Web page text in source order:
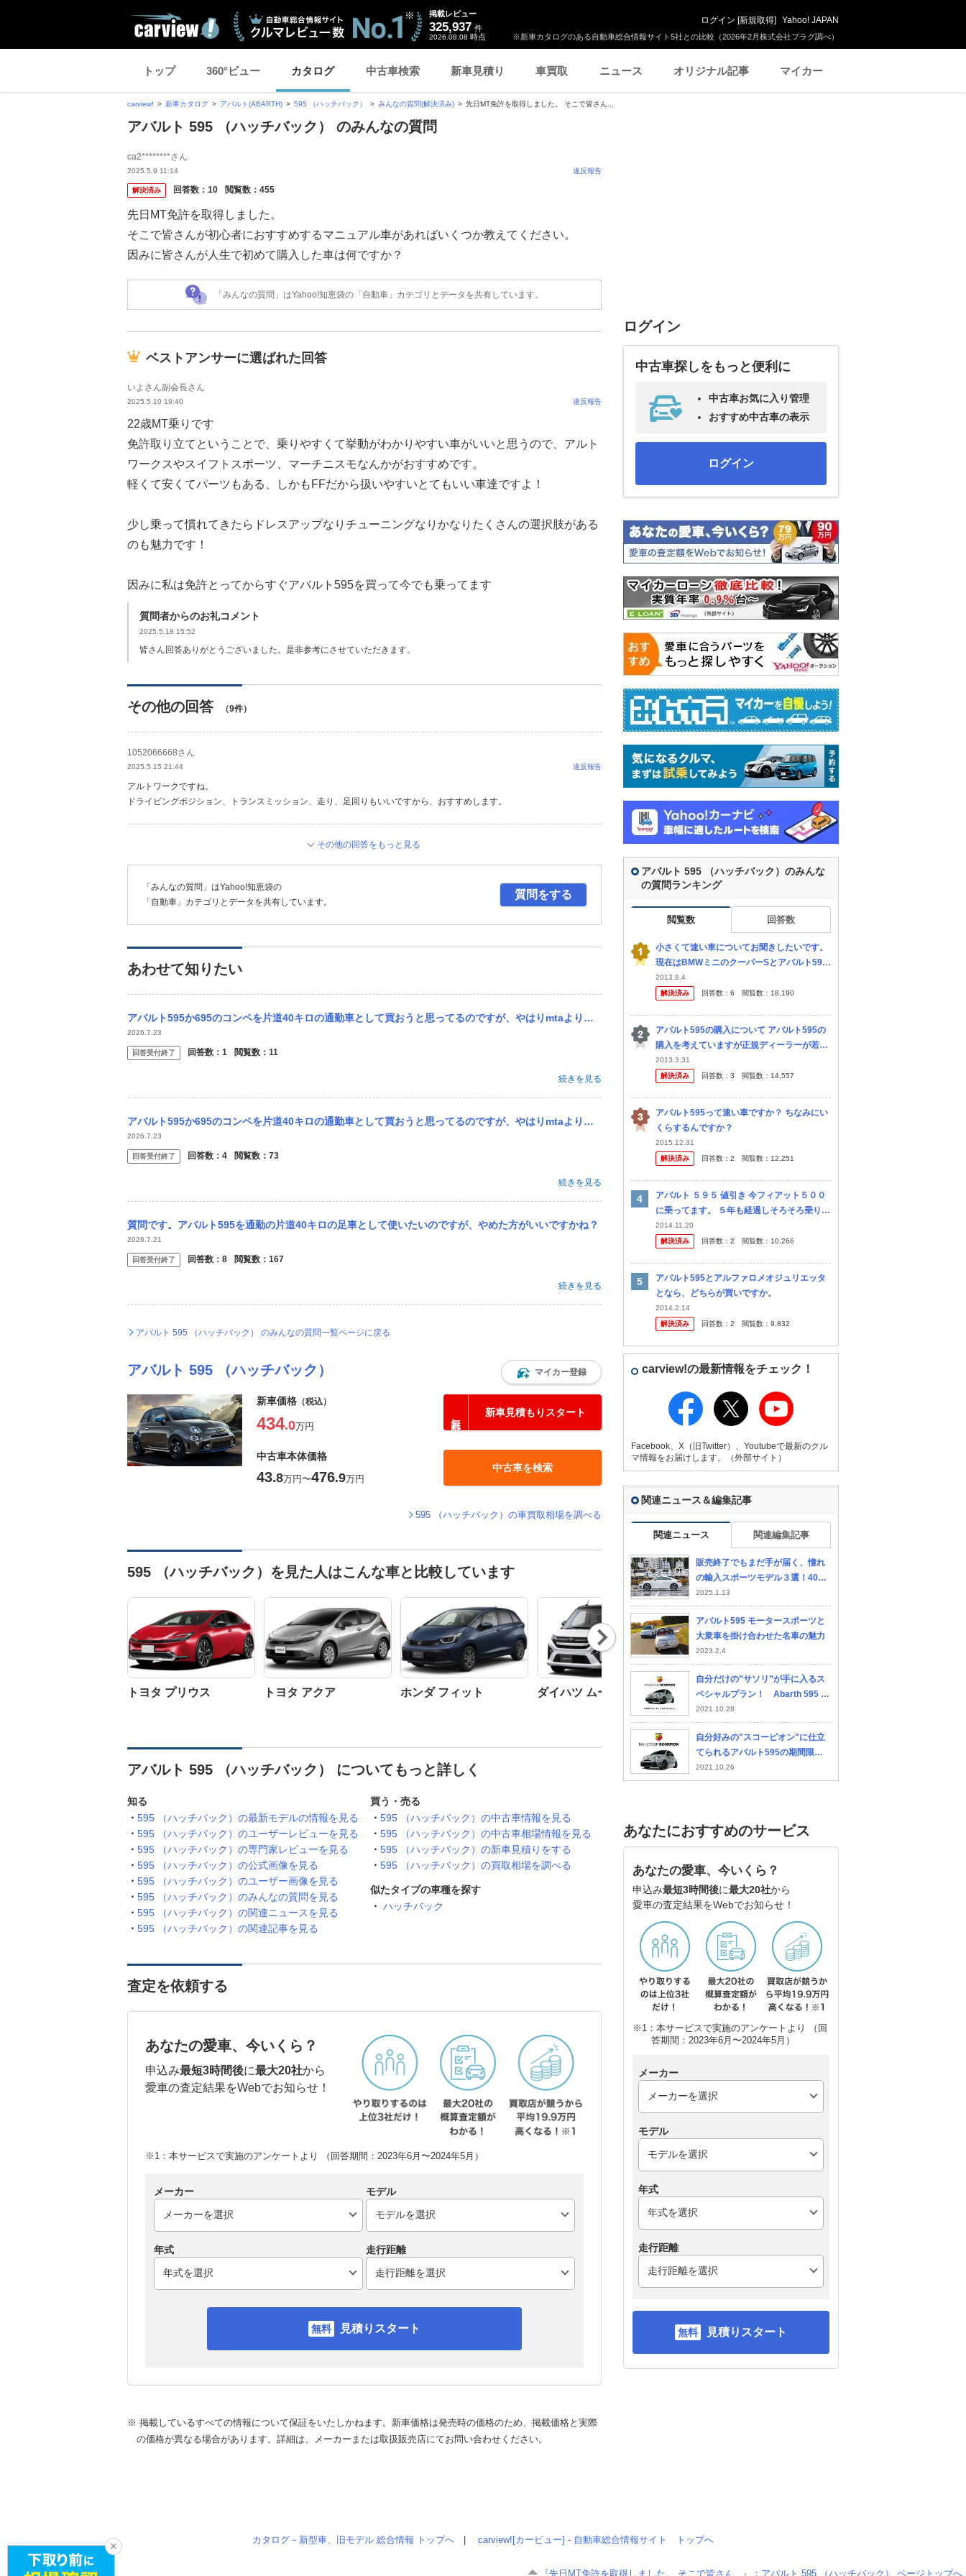
※新車カタログのある自動車総合情報サイト5社との比較（2026年2月株式会社プラグ調べ）
掲載レビュー
325,937 件
2026.08.08 時点
ログイン [新規取得] Yahoo! JAPAN
トップ 360°ビュー カタログ 中古車検索 新車見積り 車買取 ニュース オリジナル記事 マイカー
carview! 新車カタログ アバルト(ABARTH) 595 （ハッチバック） みんなの質問(解決済み) 先日MT免許を取得しました。 そこで皆さん...
アバルト 595 （ハッチバック） のみんなの質問
ca2********さん
2025.5.9 11:14 違反報告
解決済み 回答数： 10 閲覧数： 455
先日MT免許を取得しました。
そこで皆さんが初心者におすすめするマニュアル車があればいくつか教えてください。
因みに皆さんが人生で初めて購入した車は何ですか？
「みんなの質問」はYahoo!知恵袋の「自動車」カテゴリとデータを共有しています。
ベストアンサーに選ばれた回答
いよさん副会長さん
2025.5.10 19:40 違反報告
22歳MT乗りです
免許取り立てということで、乗りやすくて挙動がわかりやすい車がいいと思うので、アルト
ワークスやスイフトスポーツ、マーチニスモなんかがおすすめです。
軽くて安くてパーツもある、しかもFFだから扱いやすいとてもいい車達ですよ！
少し乗って慣れてきたらドレスアップなりチューニングなりかなりたくさんの選択肢がある
のも魅力です！
因みに私は免許とってからすぐアバルト595を買って今でも乗ってます
質問者からのお礼コメント
2025.5.18 15:52
皆さん回答ありがとうございました。是非参考にさせていただきます。
その他の回答 （9件）
1052066668さん
2025.5.15 21:44 違反報告
アルトワークですね。
ドライビングポジション、トランスミッション、走り、足回りもいいですから、おすすめします。
その他の回答をもっと見る
「みんなの質問」はYahoo!知恵袋の
「自動車」カテゴリとデータを共有しています。
質問をする
あわせて知りたい
アバルト595か695のコンペを片道40キロの通勤車として買おうと思ってるのですが、やはりmtaよりはmtの方が圧倒的に故障などは少ないのでしょうか？今はmta買おうと思ってます。
2026.7.23
回答受付終了 回答数： 1 閲覧数： 11
続きを見る
アバルト595か695のコンペを片道40キロの通勤車として買おうと思ってるのですが、やはりmtaよりはmtの方が圧倒的に故障などは少ないのでしょうか？今はmta買おうと思ってます。
2026.7.23
回答受付終了 回答数： 4 閲覧数： 73
続きを見る
質問です。アバルト595を通勤の片道40キロの足車として使いたいのですが、やめた方がいいですかね？
2026.7.21
回答受付終了 回答数： 8 閲覧数： 167
続きを見る
アバルト 595 （ハッチバック） のみんなの質問一覧ページに戻る
アバルト 595 （ハッチバック） マイカー登録
新車価格 （税込）
434.0万円
新車見積もりスタート
中古車本体価格
43.8万円〜476.9万円
中古車を検索
595 （ハッチバック）の車買取相場を調べる
595 （ハッチバック）を見た人はこんな車と比較しています
トヨタ プリウス トヨタ アクア ホンダ フィット ダイハツ ムーヴ スズキ アルト スズキ スイフト
Nex
t
アバルト 595 （ハッチバック） についてもっと詳しく
知る
595 （ハッチバック）の最新モデルの情報を見る
595 （ハッチバック）のユーザーレビューを見る
595 （ハッチバック）の専門家レビューを見る
595 （ハッチバック）の公式画像を見る
595 （ハッチバック）のユーザー画像を見る
595 （ハッチバック）のみんなの質問を見る
595 （ハッチバック）の関連ニュースを見る
595 （ハッチバック）の関連記事を見る
買う・売る
595 （ハッチバック）の中古車情報を見る
595 （ハッチバック）の中古車相場情報を見る
595 （ハッチバック）の新車見積りをする
595 （ハッチバック）の買取相場を調べる
似たタイプの車種を探す
ハッチバック
査定を依頼する
あなたの愛車、今いくら？
申込み最短3時間後に最大20社から
愛車の査定結果をWebでお知らせ！
※1：本サービスで実施のアンケートより （回答期間：2023年6月〜2024年5月）
メーカー モデル
年式 走行距離
見積りスタート
※ 掲載しているすべての情報について保証をいたしかねます。新車価格は発売時の価格のため、掲載価格と実際
の価格が異なる場合があります。詳細は、メーカーまたは取扱販売店にてお問い合わせください。
ログイン
中古車探しをもっと便利に
中古車お気に入り管理
おすすめ中古車の表示
ログイン
アバルト 595 （ハッチバック）のみんな
の質問ランキング
閲覧数 回答数
小さくて速い車についてお聞きしたいです。
現在はBMWミニのクーパーSとアバルト595
に乗っています。どちらもとても速く力もあ
りいい車です。 しかし、ちょっともの足りな
2013.8.4
解決済み
回答数： 6 閲覧数： 18,190
アバルト595の購入について アバルト595の
購入を考えていますが正規ディーラーが若干
遠方（都内）でした。ネットで調べたところ
自宅の比較的近く（埼玉）に、主にイタリア
2013.3.31
解決済み
回答数： 3 閲覧数： 14,557
アバルト595って速い車ですか？ ちなみにい
くらするんですか？
2015.12.31
解決済み
回答数： 2 閲覧数： 12,251
アバルト ５９５ 値引き 今フィアット５００
に乗ってます。 ５年も経過しそろそろ乗り換
えたいです。 アバルト５９５ほしいのだが値
引きはありますの？ マフラー無料なら来週
2014.11.20
解決済み
回答数： 2 閲覧数： 10,266
アバルト595とアルファロメオジュリエッタ
となら、どちらが買いですか。
2014.2.14
解決済み
回答数： 2 閲覧数： 9,832
carview!の最新情報をチェック！
Facebook、X（旧Twitter）、Youtubeで最新のクル
マ情報をお届けします。（外部サイト）
関連ニュース＆編集記事
関連ニュース 関連編集記事
販売終了でもまだ手が届く、憧れ
の輸入スポーツモデル３選！400
万円で狙えるおすすめ中古車
2025.1.13
アバルト595 モータースポーツと
大衆車を掛け合わせた名車の魅力
2023.2.4
自分だけの”サソリ”が手に入るス
ペシャルプラン！ Abarth 595 シ
リーズのカスタマイズ・プログラ
ムを展開
2021.10.28
自分好みの"スコーピオン"に仕立
てられるアバルト595の期間限定
カスタマイズ・プログラムが今年2
度目の始動
2021.10.26
あなたにおすすめのサービス
あなたの愛車、今いくら？
申込み最短3時間後に最大20社から
愛車の査定結果をWebでお知らせ！
※1：本サービスで実施のアンケートより （回
答期間：2023年6月〜2024年5月）
メーカー
モデル
年式
走行距離
見積りスタート
カタログ－新型車、旧モデル 総合情報 トップへ carview![カービュー] - 自動車総合情報サイト トップへ
『先日MT免許を取得しました。 そこで皆さん...』：アバルト 595 （ハッチバック） ページトップへ